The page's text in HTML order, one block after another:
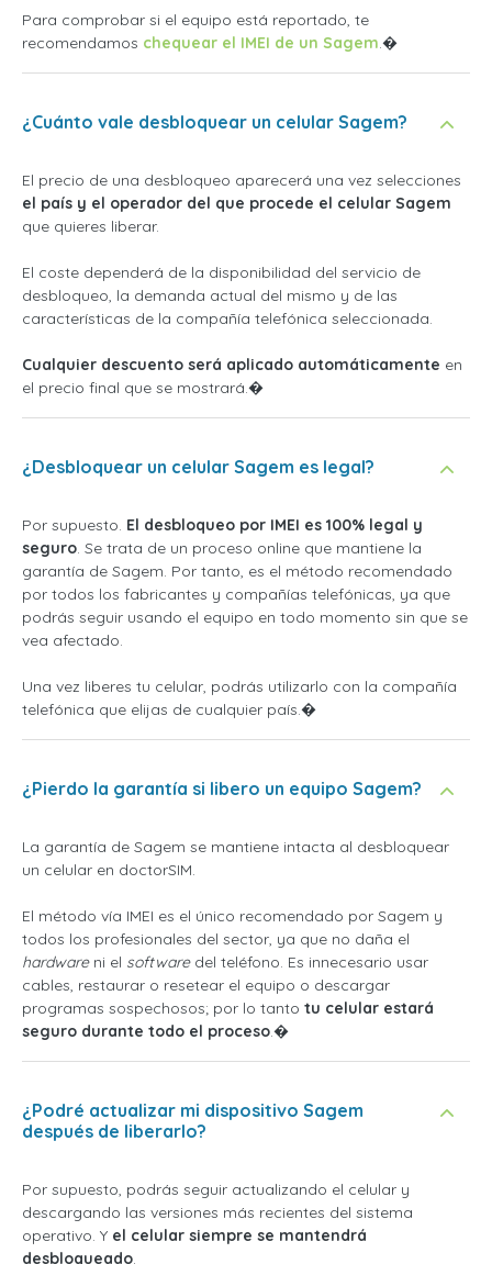
Para comprobar si el equipo está reportado, te
recomendamos chequear el IMEI de un Sagem.�
¿Cuánto vale desbloquear un celular Sagem?
El precio de una desbloqueo aparecerá una vez selecciones
el país y el operador del que procede el celular Sagem
que quieres liberar.
El coste dependerá de la disponibilidad del servicio de
desbloqueo, la demanda actual del mismo y de las
características de la compañía telefónica seleccionada.
Cualquier descuento será aplicado automáticamente en
el precio final que se mostrará.�
¿Desbloquear un celular Sagem es legal?
Por supuesto. El desbloqueo por IMEI es 100% legal y
seguro. Se trata de un proceso online que mantiene la
garantía de Sagem. Por tanto, es el método recomendado
por todos los fabricantes y compañías telefónicas, ya que
podrás seguir usando el equipo en todo momento sin que se
vea afectado.
Una vez liberes tu celular, podrás utilizarlo con la compañía
telefónica que elijas de cualquier país.�
¿Pierdo la garantía si libero un equipo Sagem?
La garantía de Sagem se mantiene intacta al desbloquear
un celular en doctorSIM.
El método vía IMEI es el único recomendado por Sagem y
todos los profesionales del sector, ya que no daña el
hardwareni el softwaredel teléfono. Es innecesario usar
cables, restaurar o resetear el equipo o descargar
programas sospechosos; por lo tanto tu celular estará
seguro durante todo el proceso.�
¿Podré actualizar mi dispositivo Sagem
después de liberarlo?
Por supuesto, podrás seguir actualizando el celular y
descargando las versiones más recientes del sistema
operativo. Y el celular siempre se mantendrá
desbloqueado.